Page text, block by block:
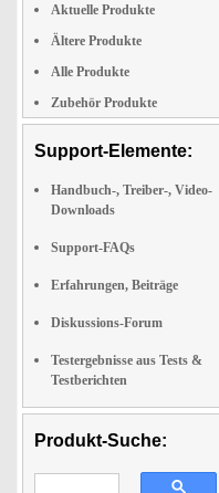
Aktuelle Produkte
Ältere Produkte
Alle Produkte
Zubehör Produkte
Support-Elemente:
Handbuch-, Treiber-, Video-
Downloads
Support-FAQs
Erfahrungen, Beiträge
Diskussions-Forum
Testergebnisse aus Tests &
Testberichten
Produkt-Suche: